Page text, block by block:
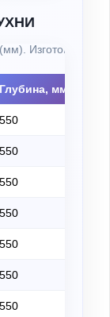
Изготовление
Глубина, мм
550
550
550
550
550
550
550